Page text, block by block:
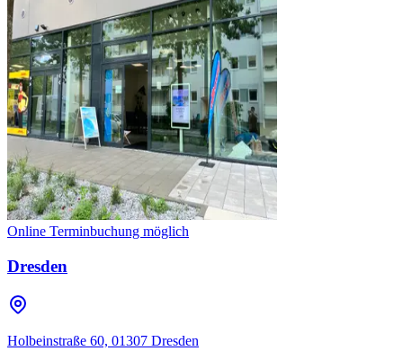
Online Terminbuchung möglich
Dresden
Holbeinstraße 60, 01307 Dresden